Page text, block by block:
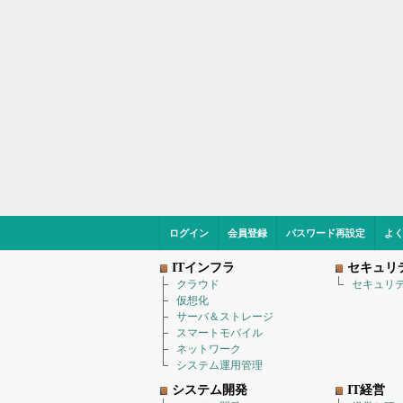
ログイン 会員登録 パスワード再設定 よ
ITインフラ
クラウド
仮想化
サーバ＆ストレージ
スマートモバイル
ネットワーク
システム運用管理
セキュリ
セキュリ
システム開発 IT経営